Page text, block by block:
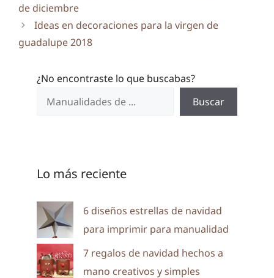
de diciembre
Ideas en decoraciones para la virgen de
guadalupe 2018
¿No encontraste lo que buscabas?
Buscar
Lo más reciente
6 diseños estrellas de navidad
para imprimir para manualidad
7 regalos de navidad hechos a
mano creativos y simples